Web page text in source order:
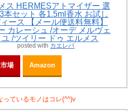
ス HERMESアトマイザー 選
本セット 各1.5ml香水 お試し
ース 【メール便送料無料】
カレーシュ /オーデ メルヴェ
ユ /ツイリー ドゥ エルメス
posted with カエレバ
場 Amazon
っているモノはコレ(^^)v